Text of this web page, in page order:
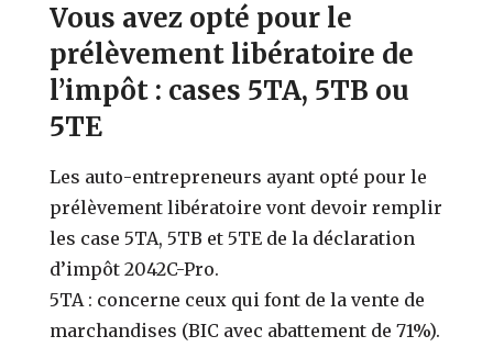
Vous avez opté pour le
prélèvement libératoire de
l’impôt : cases 5TA, 5TB ou
5TE
Les auto-entrepreneurs ayant opté pour le
prélèvement libératoire vont devoir remplir
les case 5TA, 5TB et 5TE de la déclaration
d’impôt 2042C-Pro.
5TA : concerne ceux qui font de la vente de
marchandises (BIC avec abattement de 71%).